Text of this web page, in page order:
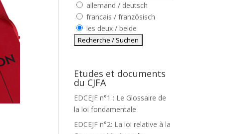
allemand / deutsch
francais / französisch
les deux / beide
Etudes et documents
du CJFA
EDCEJF n°1 : Le Glossaire de
la loi fondamentale
EDCEJF n°2: La loi relative à la